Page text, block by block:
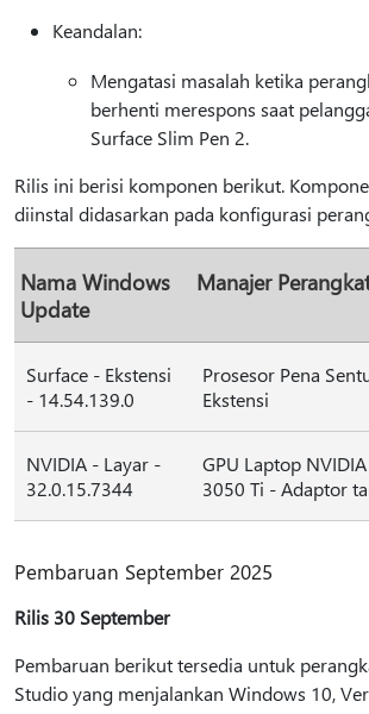
Keandalan:
Mengatasi masalah ketika
berhenti merespons saat
Surface Slim Pen 2.
Rilis ini berisi komponen berikut.
diinstal didasarkan pada konfigurasi
Nama Windows
Update
Manajer
Surface - Ekstensi
- 14.54.139.0
Prosesor Pena
Ekstensi
NVIDIA - Layar -
32.0.15.7344
GPU Laptop
3050 Ti - Adaptor
Pembaruan September 2025
Rilis 30 September
Pembaruan berikut tersedia untuk
Studio yang menjalankan Windows 10,